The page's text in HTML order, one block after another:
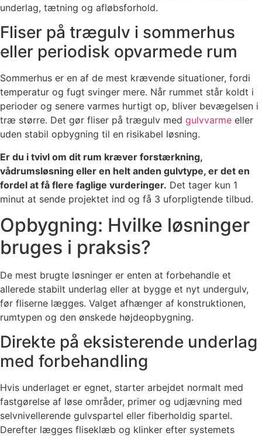
underlag, tætning og afløbsforhold.
Fliser på trægulv i sommerhus
eller periodisk opvarmede rum
Sommerhus er en af de mest krævende situationer, fordi
temperatur og fugt svinger mere. Når rummet står koldt i
perioder og senere varmes hurtigt op, bliver bevægelsen i
træ større. Det gør fliser på trægulv med gulvvarme eller
uden stabil opbygning til en risikabel løsning.
Er du i tvivl om dit rum kræver forstærkning,
vådrumsløsning eller en helt anden gulvtype, er det en
fordel at få flere faglige vurderinger. Det tager kun 1
minut at sende projektet ind og få 3 uforpligtende tilbud.
Opbygning: Hvilke løsninger
bruges i praksis?
De mest brugte løsninger er enten at forbehandle et
allerede stabilt underlag eller at bygge et nyt undergulv,
før fliserne lægges. Valget afhænger af konstruktionen,
rumtypen og den ønskede højdeopbygning.
Direkte på eksisterende underlag
med forbehandling
Hvis underlaget er egnet, starter arbejdet normalt med
fastgørelse af løse områder, primer og udjævning med
selvnivellerende gulvspartel eller fiberholdig spartel.
Derefter lægges fliseklæb og klinker efter systemets